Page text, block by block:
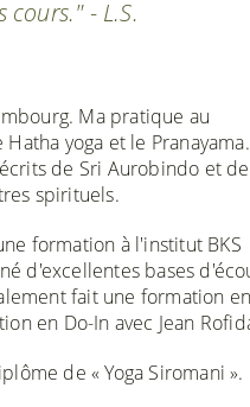
- L.S.
Ma pratique au
yoga et le Pranayama.
de Sri Aurobindo et
spirituels.
formation à l'institut BKS
d'excellentes bases
fait une formation
en Do-In avec Jean
de « Yoga Siromani ».